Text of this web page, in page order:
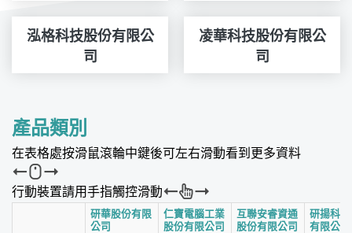
泓格科技股份有限公
司
凌華科技股份有限公
司
產品類別
在表格處按滑鼠滾輪中鍵後可左右滑動看到更多資料
行動裝置請用手指觸控滑動
研華股份有限
公司
仁寶電腦工業
股份有限公司
互聯安睿資通
股份有限公司
研揚科
有限公司